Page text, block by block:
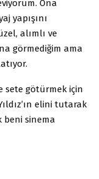
Ona
yapışını
alımlı ve
görmediğim ama
sete götürmek için
elini tutarak
beni sinema